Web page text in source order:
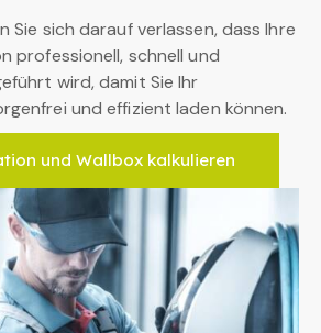
Sie sich darauf verlassen, dass Ihre
professionell, schnell und
wird, damit Sie Ihr
und effizient laden können.
und Wallbox kalkulieren